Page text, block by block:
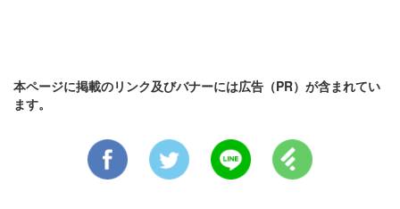
本ページに掲載のリンク及びバナーには広告（PR）が含まれてい
ます。